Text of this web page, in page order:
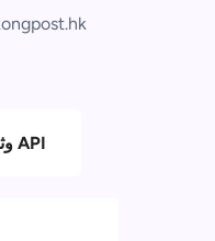
وثائق API